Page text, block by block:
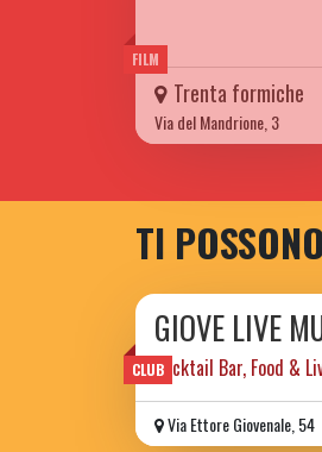
FILM
Trenta formiche
Via del Mandrione, 3
TI
CLUB
GIOVE LIVE
Cocktail Bar, Food &
Via Ettore Giovenale, 54